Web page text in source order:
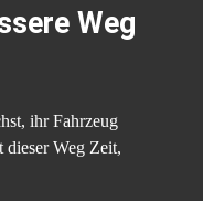
Weg
ihr Fahrzeug
Weg Zeit,